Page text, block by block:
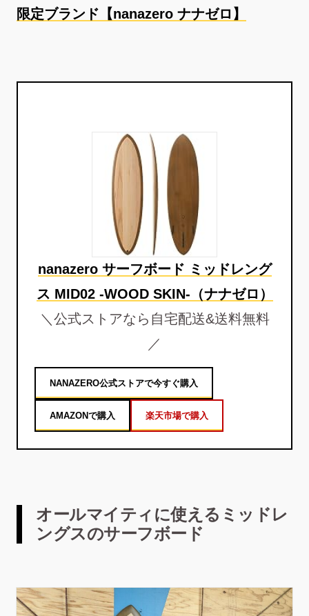
限定ブランド【nanazero ナナゼロ】
nanazero サーフボード ミッドレング
ス MID02 -WOOD SKIN-（ナナゼロ）
＼公式ストアなら自宅配送&送料無料
／
NANAZERO公式ストアで今すぐ購入
AMAZONで購入 楽天市場で購入
オールマイティに使えるミッドレ
ングスのサーフボード